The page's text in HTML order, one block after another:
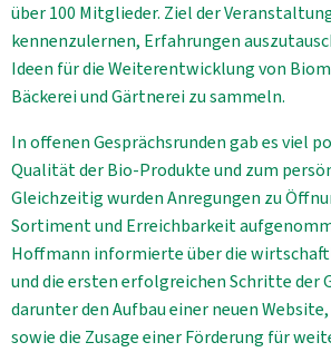
über 100 Mitglieder. Ziel der
kennenzulernen, Erfahrungen
Ideen für die Weiterentwicklung von
Bäckerei und Gärtnerei zu sammeln.
In offenen Gesprächsrunden gab es viel
Qualität der Bio-Produkte und zum
Gleichzeitig wurden Anregungen zu
Sortiment und Erreichbarkeit
Hoffmann informierte über die
und die ersten erfolgreichen Schritte der
darunter den Aufbau einer neuen
sowie die Zusage einer Förderung für